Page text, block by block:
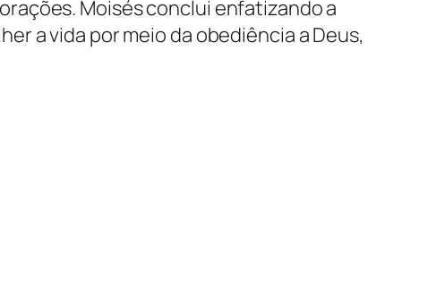
Moisés conclui enfatizando a
a vida por meio da obediência a Deus,